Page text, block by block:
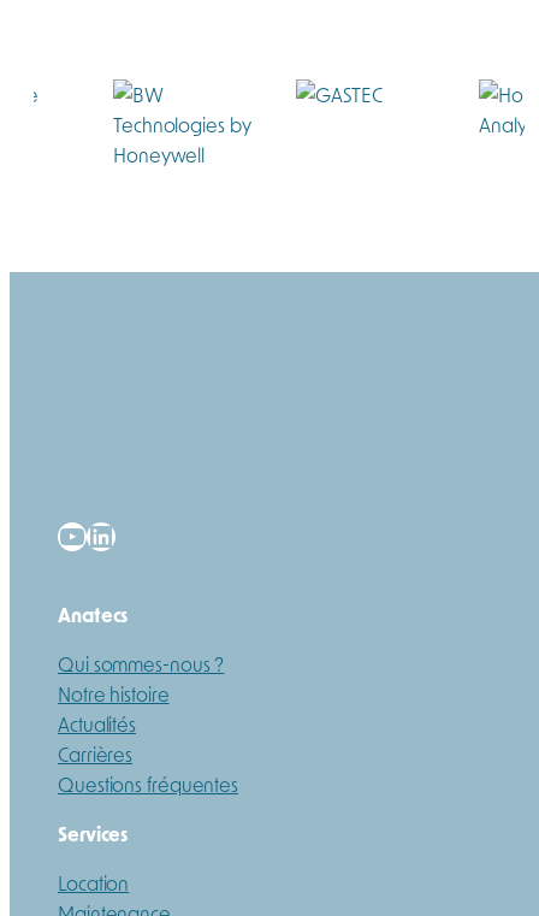
YouTube
LinkedIn
Anatecs
Qui sommes-nous ?
Notre histoire
Actualités
Carrières
Questions fréquentes
Services
Location